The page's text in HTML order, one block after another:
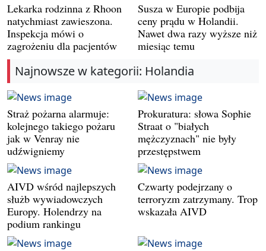
Lekarka rodzinna z Rhoon
natychmiast zawieszona.
Inspekcja mówi o
zagrożeniu dla pacjentów
Susza w Europie podbija
ceny prądu w Holandii.
Nawet dwa razy wyższe niż
miesiąc temu
Najnowsze w kategorii: Holandia
Straż pożarna alarmuje:
kolejnego takiego pożaru
jak w Venray nie
udźwigniemy
Prokuratura: słowa Sophie
Straat o "białych
mężczyznach" nie były
przestępstwem
AIVD wśród najlepszych
służb wywiadowczych
Europy. Holendrzy na
podium rankingu
Czwarty podejrzany o
terroryzm zatrzymany. Trop
wskazała AIVD